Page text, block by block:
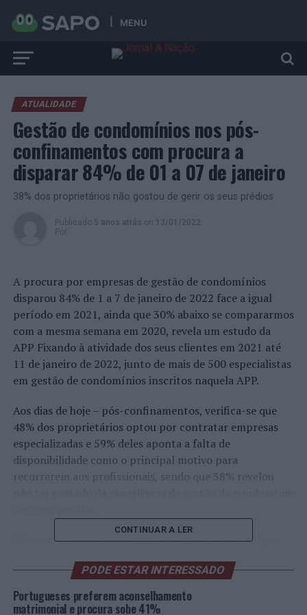
MENU
ATUALIDADE
Gestão de condomínios nos pós-
confinamentos com procura a
disparar 84% de 01 a 07 de janeiro
38% dos proprietários não gostou de gerir os seus prédios
Publicado 5 anos atrás on 13/01/2022
Por
A procura por empresas de gestão de condomínios
disparou 84% de 1 a 7 de janeiro de 2022 face a igual
período em 2021, ainda que 30% abaixo se compararmos
com a mesma semana em 2020, revela um estudo da
APP Fixando à atividade dos seus clientes em 2021 até
11 de janeiro de 2022, junto de mais de 500 especialistas
em gestão de condomínios inscritos naquela APP.
Aos dias de hoje – pós-confinamentos, verifica-se que
48% dos proprietários optou por contratar empresas
especializadas e 59% deles aponta a falta de
disponibilidade como o principal motivo para
recorrerem aos profissionais, sendo que 38% revelou
Este aumento súbito de início de ano, diz a Fixando, a
serviços, deve-se ao retorno a um modelo de gestão de
condomínios predominante antes dos confinamentos
onde o recurso a empresas especializadas prevalecia,
CONTINUAR A LER
PODE ESTAR INTERESSADO
Portugueses preferem aconselhamento
matrimonial e procura sobe 41%